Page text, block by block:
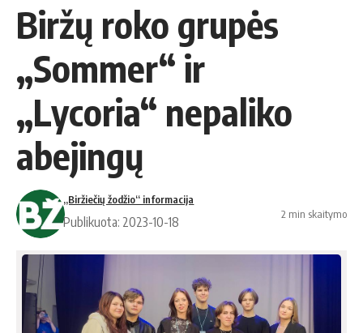
Biržų roko grupės
„Sommer“ ir
„Lycoria“ nepaliko
abejingų
„Biržiečių žodžio“ informacija
Publikuota: 2023-10-18
2 min skaitymo